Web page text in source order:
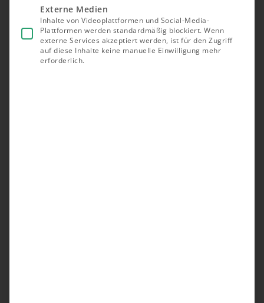
Externe Medien
Inhalte von Videoplattformen und Social-Media-
Plattformen werden standardmäßig blockiert. Wenn
externe Services akzeptiert werden, ist für den Zugriff
auf diese Inhalte keine manuelle Einwilligung mehr
erforderlich.